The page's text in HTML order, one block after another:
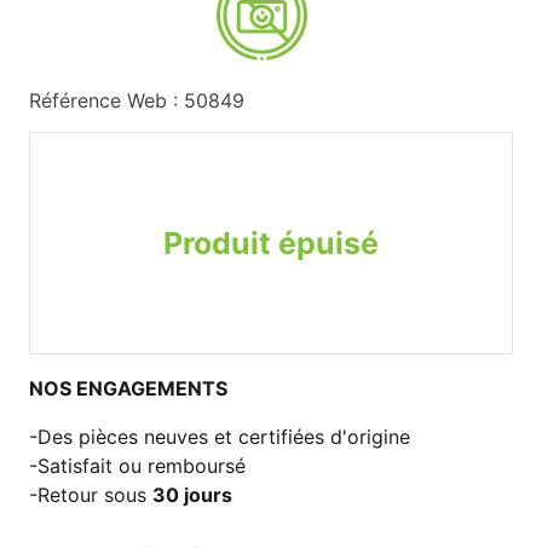
Référence Web : 50849
Produit épuisé
NOS ENGAGEMENTS
Des pièces neuves et certifiées d'origine
Satisfait ou remboursé
Retour sous 30 jours